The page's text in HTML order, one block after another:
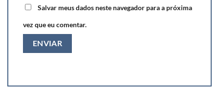
Salvar meus dados neste navegador para a próxima
vez que eu comentar.